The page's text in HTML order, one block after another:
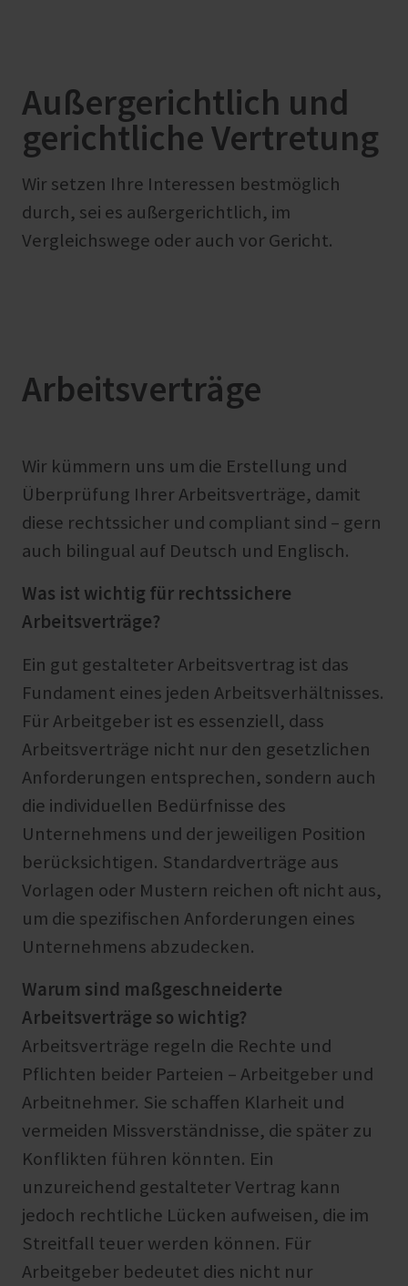
Außergerichtlich und
gerichtliche Vertretung
Wir setzen Ihre Interessen bestmöglich
durch, sei es außergerichtlich, im
Vergleichswege oder auch vor Gericht.
Arbeitsverträge
Wir kümmern uns um die Erstellung und
Überprüfung Ihrer Arbeitsverträge, damit
diese rechtssicher und compliant sind – gern
auch bilingual auf Deutsch und Englisch.
Was ist wichtig für rechtssichere
Arbeitsverträge?
Ein gut gestalteter Arbeitsvertrag ist das
Fundament eines jeden Arbeitsverhältnisses.
Für Arbeitgeber ist es essenziell, dass
Arbeitsverträge nicht nur den gesetzlichen
Anforderungen entsprechen, sondern auch
die individuellen Bedürfnisse des
Unternehmens und der jeweiligen Position
berücksichtigen. Standardverträge aus
Vorlagen oder Mustern reichen oft nicht aus,
um die spezifischen Anforderungen eines
Unternehmens abzudecken.
Warum sind maßgeschneiderte
Arbeitsverträge so wichtig?
Arbeitsverträge regeln die Rechte und
Pflichten beider Parteien – Arbeitgeber und
Arbeitnehmer. Sie schaffen Klarheit und
vermeiden Missverständnisse, die später zu
Konflikten führen könnten. Ein
unzureichend gestalteter Vertrag kann
jedoch rechtliche Lücken aufweisen, die im
Streitfall teuer werden können. Für
Arbeitgeber bedeutet dies nicht nur